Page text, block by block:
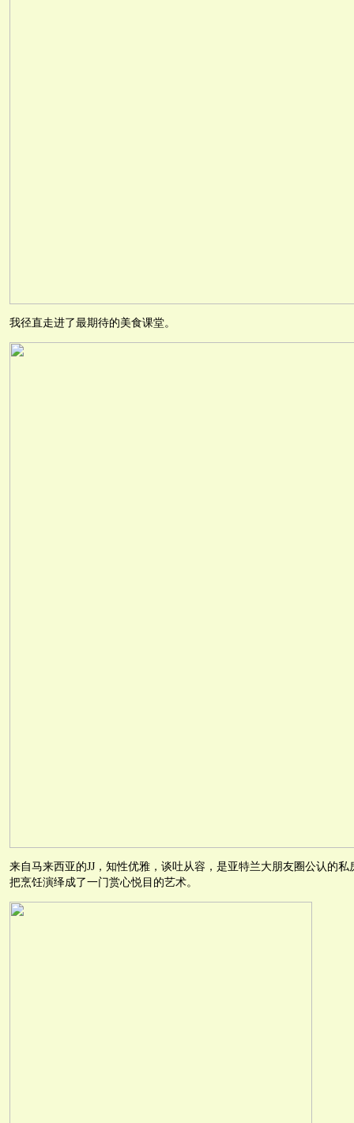
我径直走进了最期待的美食课堂。
来自马来西亚的JJ，知性优雅，谈吐从容，是亚特兰大朋友圈公认的
把烹饪演绎成了一门赏心悦目的艺术。